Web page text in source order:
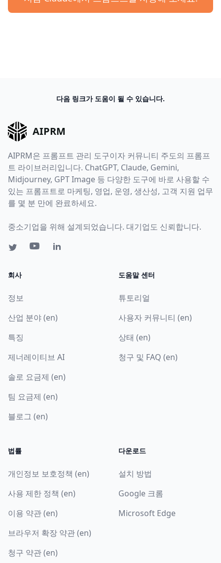
다음 링크가 도움이 될 수 있습니다.
AIPRM
AIPRM은 프롬프트 관리 도구이자 커뮤니티 주도의 프롬프
트 라이브러리입니다. ChatGPT, Claude, Gemini,
Midjourney, GPT Image 등 다양한 도구에 바로 사용할 수
있는 프롬프트로 마케팅, 영업, 운영, 생산성, 고객 지원 업무
를 몇 분 만에 완료하세요.
중소기업을 위해 설계되었습니다. 대기업도 신뢰합니다.
회사
정보
산업 분야 (en)
특징
제너레이티브 AI
솔로 요금제 (en)
팀 요금제 (en)
블로그 (en)
도움말 센터
튜토리얼
사용자 커뮤니티 (en)
상태 (en)
청구 및 FAQ (en)
법률
개인정보 보호정책 (en)
사용 제한 정책 (en)
이용 약관 (en)
브라우저 확장 약관 (en)
청구 약관 (en)
다운로드
설치 방법
Google 크롬
Microsoft Edge